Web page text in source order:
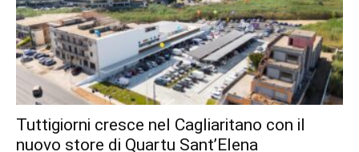
Tuttigiorni cresce nel Cagliaritano con il
nuovo store di Quartu Sant’Elena